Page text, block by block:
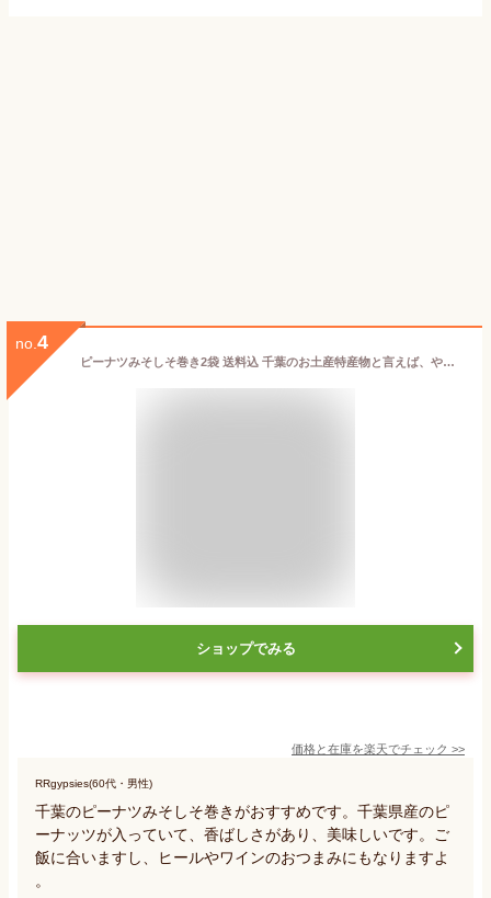
no. 4
ピーナツみそしそ巻き2袋 送料込 千葉のお土産特産物と言えば、やます千葉県産 ピーナッツ 落花生 しそ巻き 惣菜 甘め味噌 送料無料 ギフト 熨斗対応 贈答 贈り物 ワインに合う ビールに合う おつまみ こどものおやつにも
ショップでみる
価格と在庫を楽天でチェック >>
RRgypsies(60代・男性)
千葉のピーナツみそしそ巻きがおすすめです。千葉県産のピ
ーナッツが入っていて、香ばしさがあり、美味しいです。ご
飯に合いますし、ヒールやワインのおつまみにもなりますよ
。